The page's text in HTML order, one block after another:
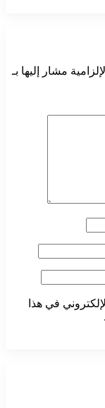
مشار إليها بـ
في هذا